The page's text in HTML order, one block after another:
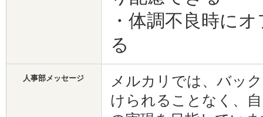
・体調不良時に
る
人事部メッセージ
メルカリでは、バッ
けられることなく、